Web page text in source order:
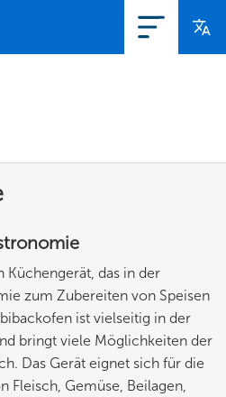
das in der
zum Zubereiten von Speisen
ist vielseitig in der
bringt viele Möglichkeiten der
Das Gerät eignet sich für die
Fleisch, Gemüse, Beilagen,